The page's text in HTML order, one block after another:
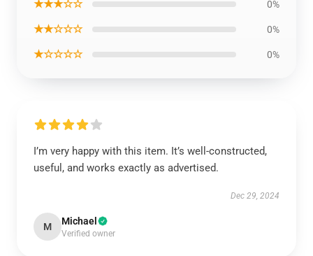
★★★☆☆ 0%
★★☆☆☆ 0%
★☆☆☆☆ 0%
I’m very happy with this item. It’s well-constructed,
useful, and works exactly as advertised.
Dec 29, 2024
M Michael
Verified owner